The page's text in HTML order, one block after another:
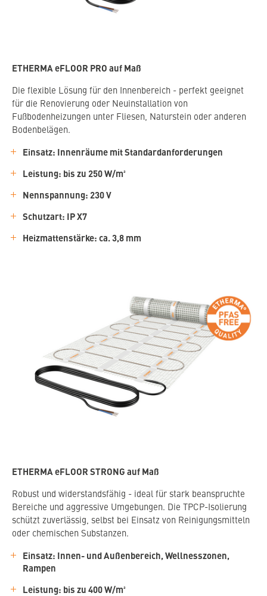
ETHERMA eFLOOR PRO auf Maß
Die flexible Lösung für den Innenbereich - perfekt geeignet
für die Renovierung oder Neuinstallation von
Fußbodenheizungen unter Fliesen, Naturstein oder anderen
Bodenbelägen.
Einsatz: Innenräume mit Standardanforderungen
Leistung: bis zu 250 W/m²
Nennspannung: 230 V
Schutzart: IP X7
Heizmattenstärke: ca. 3,8 mm
ETHERMA eFLOOR STRONG auf Maß
Robust und widerstandsfähig - ideal für stark beanspruchte
Bereiche und aggressive Umgebungen. Die TPCP-Isolierung
schützt zuverlässig, selbst bei Einsatz von Reinigungsmitteln
oder chemischen Substanzen.
Einsatz: Innen- und Außenbereich, Wellnesszonen,
Rampen
Leistung: bis zu 400 W/m²